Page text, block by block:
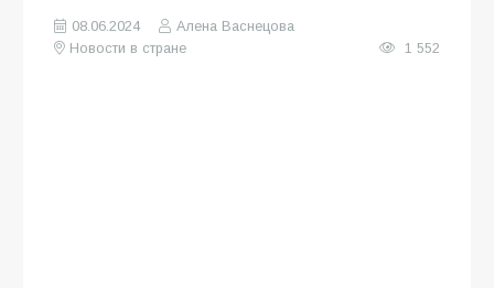
08.06.2024
Алена Васнецова
Новости в стране
1 552